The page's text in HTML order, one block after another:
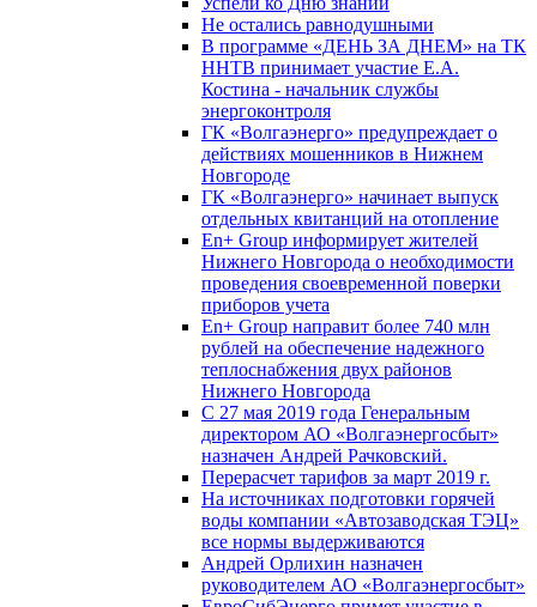
Не остались равнодушными
В программе «ДЕНЬ ЗА ДНЕМ» на ТК
ННТВ принимает участие Е.А.
Костина - начальник службы
энергоконтроля
ГК «Волгаэнерго» предупреждает о
действиях мошенников в Нижнем
Новгороде
ГК «Волгаэнерго» начинает выпуск
отдельных квитанций на отопление
En+ Group информирует жителей
Нижнего Новгорода о необходимости
проведения своевременной поверки
приборов учета
En+ Group направит более 740 млн
рублей на обеспечение надежного
теплоснабжения двух районов
Нижнего Новгорода
С 27 мая 2019 года Генеральным
директором АО «Волгаэнергосбыт»
назначен Андрей Рачковский.
Перерасчет тарифов за март 2019 г.
На источниках подготовки горячей
воды компании «Автозаводская ТЭЦ»
все нормы выдерживаются
Андрей Орлихин назначен
руководителем АО «Волгаэнергосбыт»